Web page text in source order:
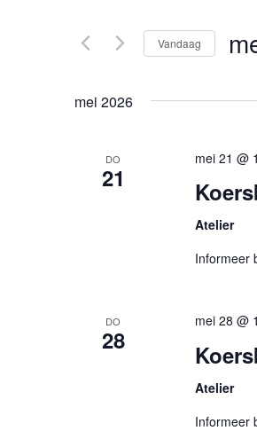
Vandaag
mei 2026
DO
21
mei 21 @
Atelier
Informeer
DO
28
mei 28 @
Atelier
Informeer